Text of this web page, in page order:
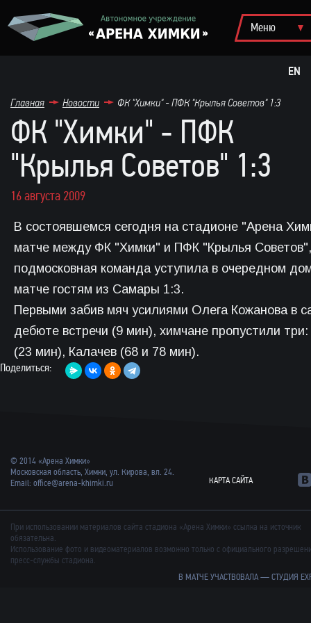
EN
Главная Новости ФК "Химки" - ПФК "Крылья Советов" 1:3
ФК "Химки" - ПФК
"Крылья Советов" 1:3
16 августа 2009
В состоявшемся сегодня на стадионе "Арена
матче между ФК "Химки" и ПФК "Крылья Советов",
подмосковная команда уступила в очередном
матче гостям из Самары 1:3.
Первыми забив мяч усилиями Олега Кожанова в
дебюте встречи (9 мин), химчане пропустили
(23 мин), Калачев (68 и 78 мин).
Поделиться:
© 2014 «Арена Химки»
Московская область, Химки, ул. Кирова, вл. 24.
Email: office@arena-khimki.ru КАРТА САЙТА
При использовании материалов сайта стадиона «Арена Химки» ссылка на источник
обязательна.
Использование фото и видеоматериалов возможно только с официального
пресс-службы стадиона.
В МАТЧЕ УЧАСТВОВАЛА —СТУДИЯ